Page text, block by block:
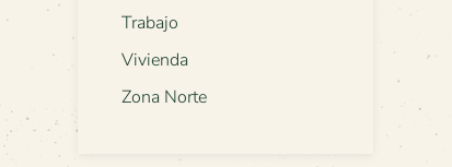
Trabajo
Vivienda
Zona Norte